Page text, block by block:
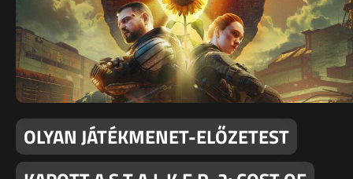
OLYAN JÁTÉKMENET-ELŐZETEST